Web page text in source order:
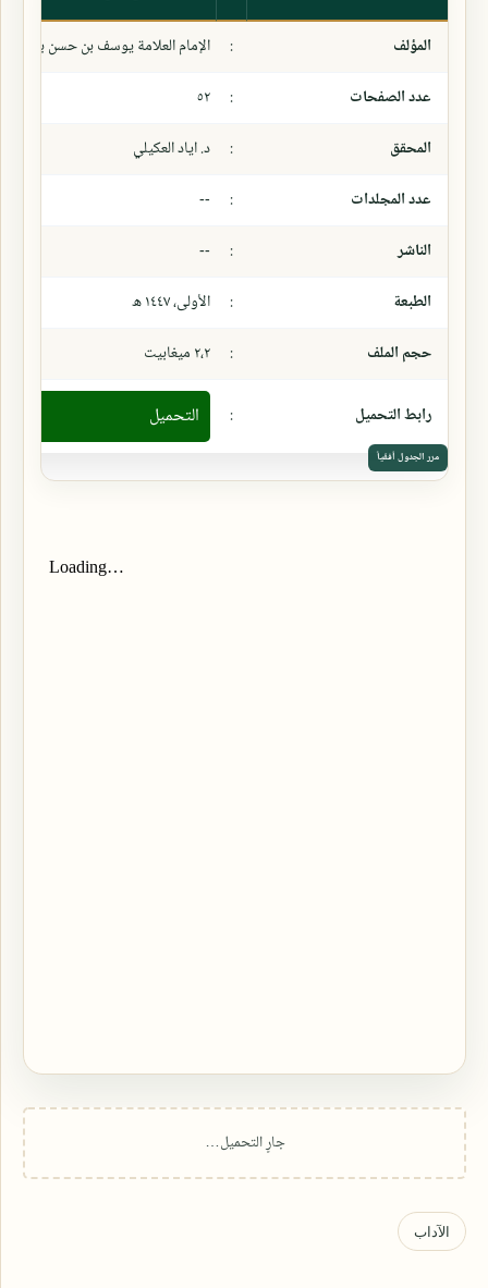
المؤلف
:
الإمام العلامة يوسف بن حسن بن عبد
عدد الصفحات
:
٥٢
المحقق
:
د. اياد العكيلي
عدد المجلدات
:
--
الناشر
:
--
الطبعة
:
الأولى، ١٤٤٧ ھ
حجم الملف
: ٢،٢ ميغابيت
رابط التحميل : التحميل